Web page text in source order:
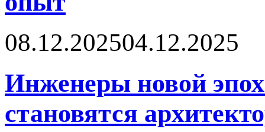
08.12.202504.12.2025
Инженеры новой
становятся